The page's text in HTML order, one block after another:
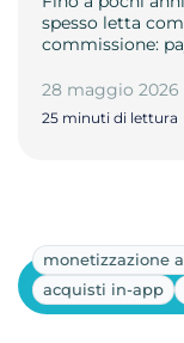
spesso letta
commissione:
28 maggio 2026
25 minuti di lettura
monetizzazione
acquisti in-app